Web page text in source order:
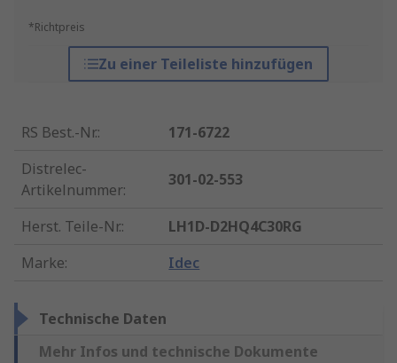
*Richtpreis
Zu einer Teileliste hinzufügen
RS Best.-Nr.:
171-6722
Distrelec-
Artikelnummer:
301-02-553
Herst. Teile-Nr.:
LH1D-D2HQ4C30RG
Marke: Idec
Technische Daten
Mehr Infos und technische Dokumente